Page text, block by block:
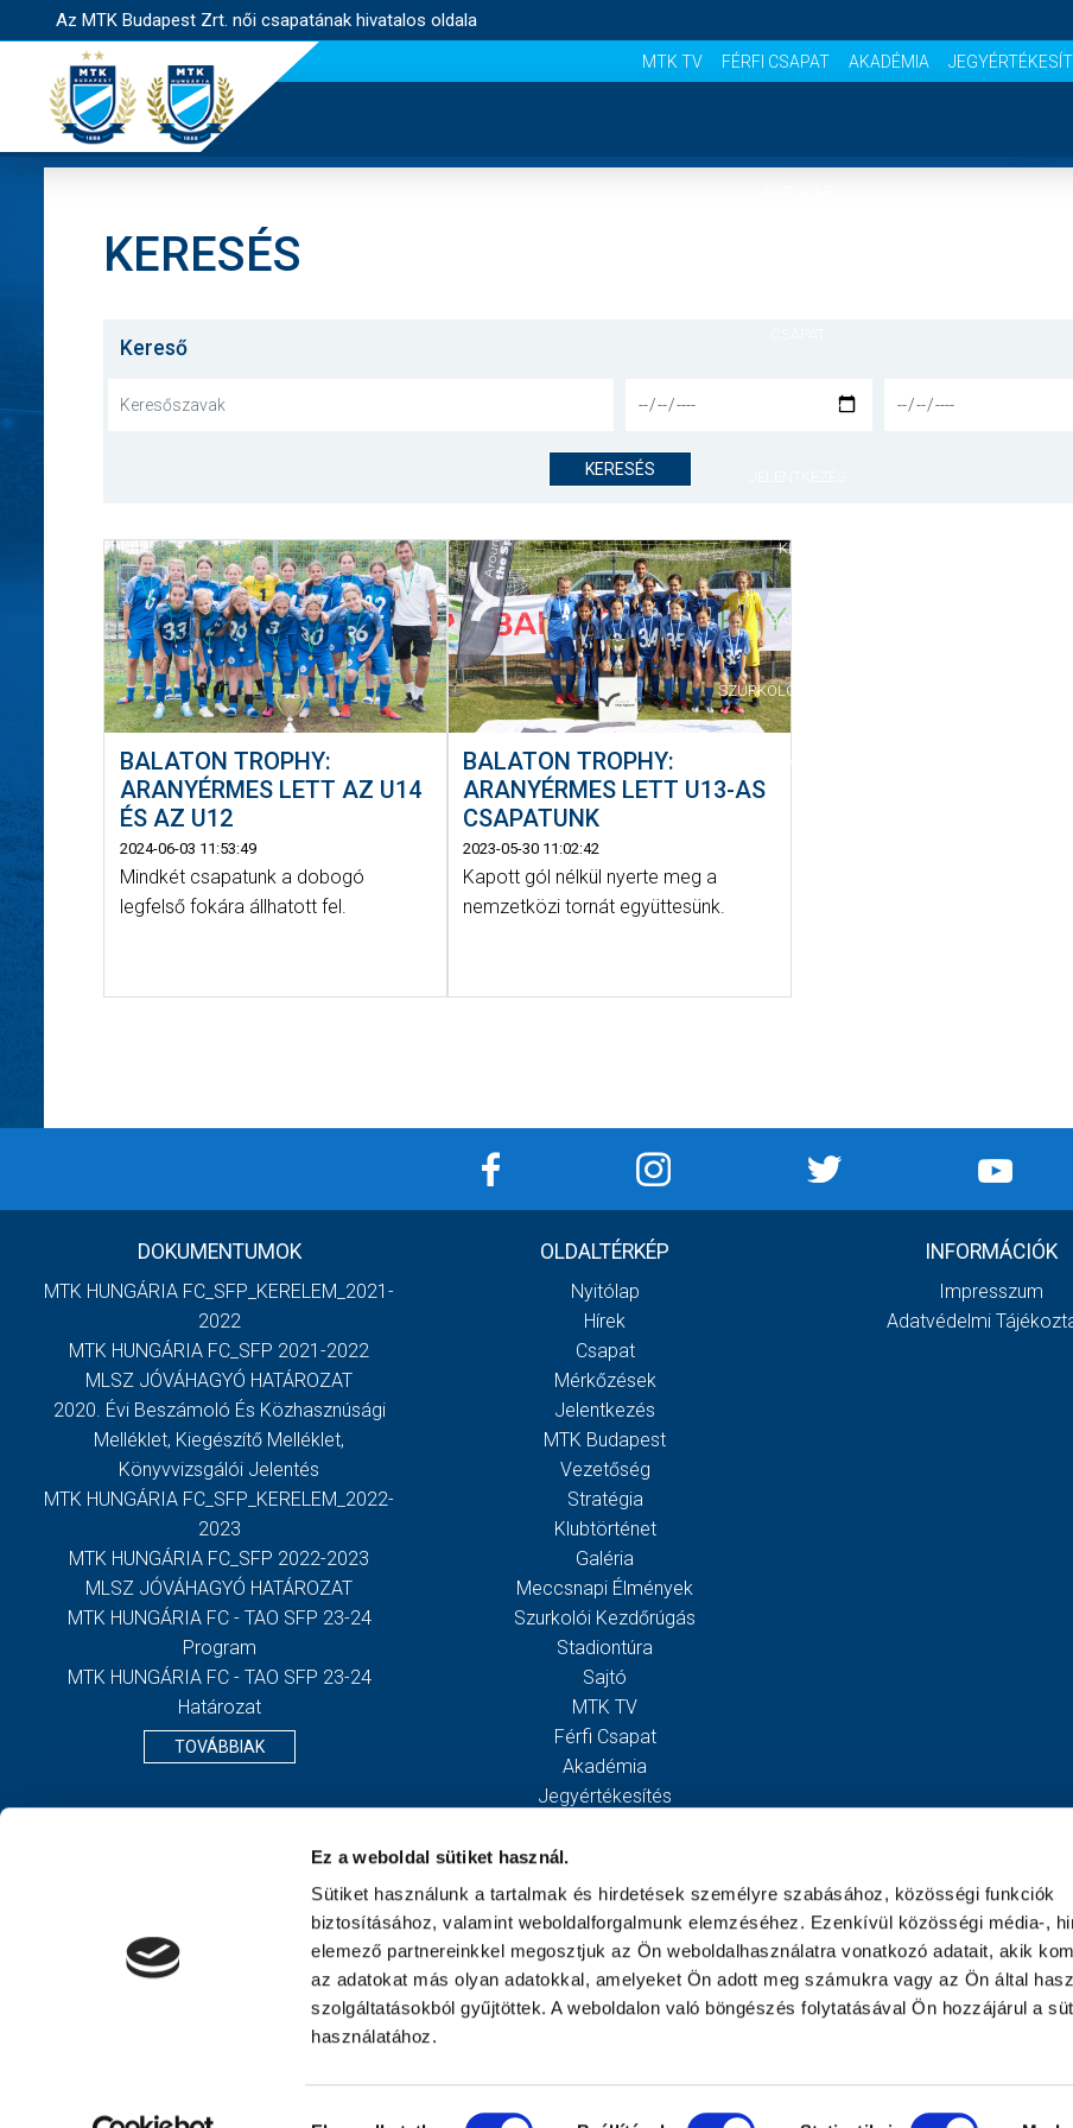
Ez a weboldal sütiket használ.
Sütiket használunk a tartalmak és hirdetések személyre szabásához, közösségi funkciók
biztosításához, valamint weboldalforgalmunk elemzéséhez. Ezenkívül közösségi média-,
elemező partnereinkkel megosztjuk az Ön weboldalhasználatra vonatkozó adatait, akik
az adatokat más olyan adatokkal, amelyeket Ön adott meg számukra vagy az Ön által
szolgáltatásokból gyűjtöttek. A weboldalon való böngészés folytatásával Ön hozzájárul a
használatához.
Az MTK Budapest Zrt. női csapatának hivatalos oldala
MTK TV FÉRFI CSAPAT AKADÉMIA
MÉRKŐZÉSEK
KLUB
GALÉRIA
SZURKOLÓI ÉLMÉNYEK
SAJTÓ
KERESÉS
Kereső
KERESÉS
BALATON TROPHY:
ARANYÉRMES LETT AZ U14
ÉS AZ U12
2024-06-03 11:53:49
Mindkét csapatunk a dobogó
legfelső fokára állhatott fel.
BALATON TROPHY:
ARANYÉRMES LETT U13-AS
CSAPATUNK
2023-05-30 11:02:42
Kapott gól nélkül nyerte meg a
nemzetközi tornát együttesünk.
DOKUMENTUMOK
MTK HUNGÁRIA FC_SFP_KERELEM_2021-
2022
MTK HUNGÁRIA FC_SFP 2021-2022
MLSZ JÓVÁHAGYÓ HATÁROZAT
2020. Évi Beszámoló És Közhasznúsági
Melléklet, Kiegészítő Melléklet,
Könyvvizsgálói Jelentés
MTK HUNGÁRIA FC_SFP_KERELEM_2022-
2023
MTK HUNGÁRIA FC_SFP 2022-2023
MLSZ JÓVÁHAGYÓ HATÁROZAT
MTK HUNGÁRIA FC - TAO SFP 23-24
Program
MTK HUNGÁRIA FC - TAO SFP 23-24
Határozat
TOVÁBBIAK
OLDALTÉRKÉP
Nyitólap
Hírek
Csapat
Mérkőzések
Jelentkezés
MTK Budapest
Vezetőség
Stratégia
Klubtörténet
Galéria
Meccsnapi Élmények
Szurkolói Kezdőrúgás
Stadiontúra
Sajtó
MTK TV
Férfi Csapat
Akadémia
Jegyértékesítés
Egyesület
Kapcsolat
INFORMÁCIÓK
Impresszum
Adatvédelmi